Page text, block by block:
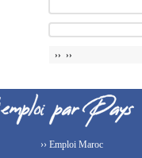
›› ››
›› Emploi Maroc